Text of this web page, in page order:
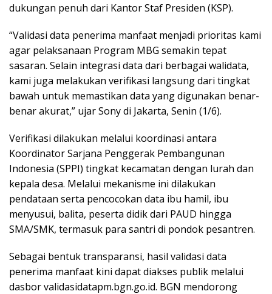
dukungan penuh dari Kantor Staf Presiden (KSP).
“Validasi data penerima manfaat menjadi prioritas kami
agar pelaksanaan Program MBG semakin tepat
sasaran. Selain integrasi data dari berbagai walidata,
kami juga melakukan verifikasi langsung dari tingkat
bawah untuk memastikan data yang digunakan benar-
benar akurat,” ujar Sony di Jakarta, Senin (1/6).
Verifikasi dilakukan melalui koordinasi antara
Koordinator Sarjana Penggerak Pembangunan
Indonesia (SPPI) tingkat kecamatan dengan lurah dan
kepala desa. Melalui mekanisme ini dilakukan
pendataan serta pencocokan data ibu hamil, ibu
menyusui, balita, peserta didik dari PAUD hingga
SMA/SMK, termasuk para santri di pondok pesantren.
Sebagai bentuk transparansi, hasil validasi data
penerima manfaat kini dapat diakses publik melalui
dasbor validasidatapm.bgn.go.id. BGN mendorong